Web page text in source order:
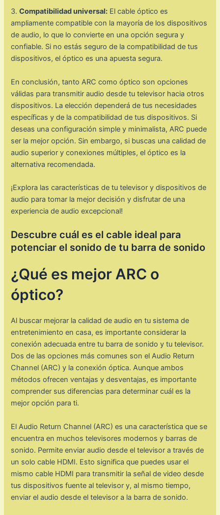
3.Compatibilidad universal: El cable óptico es
ampliamente compatible con la mayoría de los dispositivos
de audio, lo que lo convierte en una opción segura y
confiable. Si no estás seguro de la compatibilidad de tus
dispositivos, el óptico es una apuesta segura.
En conclusión, tanto ARC como óptico son opciones
válidas para transmitir audio desde tu televisor hacia otros
dispositivos. La elección dependerá de tus necesidades
específicas y de la compatibilidad de tus dispositivos. Si
deseas una configuración simple y minimalista, ARC puede
ser la mejor opción. Sin embargo, si buscas una calidad de
audio superior y conexiones múltiples, el óptico es la
alternativa recomendada.
¡Explora las características de tu televisor y dispositivos de
audio para tomar la mejor decisión y disfrutar de una
experiencia de audio excepcional!
Descubre cuál es el cable ideal para
potenciar el sonido de tu barra de sonido
¿Qué es mejor ARC o
óptico?
Al buscar mejorar la calidad de audio en tu sistema de
entretenimiento en casa, es importante considerar la
conexión adecuada entre tu barra de sonido y tu televisor.
Dos de las opciones más comunes son el Audio Return
Channel (ARC) y la conexión óptica. Aunque ambos
métodos ofrecen ventajas y desventajas, es importante
comprender sus diferencias para determinar cuál es la
mejor opción para ti.
El Audio Return Channel (ARC) es una característica que se
encuentra en muchos televisores modernos y barras de
sonido. Permite enviar audio desde el televisor a través de
un solo cable HDMI. Esto significa que puedes usar el
mismo cable HDMI para transmitir la señal de video desde
tus dispositivos fuente al televisor y, al mismo tiempo,
enviar el audio desde el televisor a la barra de sonido.